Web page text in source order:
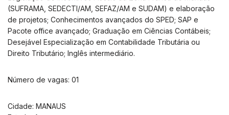
(SUFRAMA, SEDECTI/AM, SEFAZ/AM e SUDAM) e elaboração
de projetos; Conhecimentos avançados do SPED; SAP e
Pacote office avançado; Graduação em Ciências Contábeis;
Desejável Especialização em Contabilidade Tributária ou
Direito Tributário; Inglês intermediário.
Número de vagas: 01
Cidade: MANAUS